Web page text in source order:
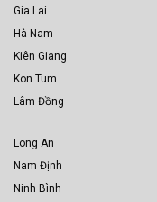
Gia Lai
Hà Nam
Kiên Giang
Kon Tum
Lâm Đồng
Long An
Nam Định
Ninh Bình